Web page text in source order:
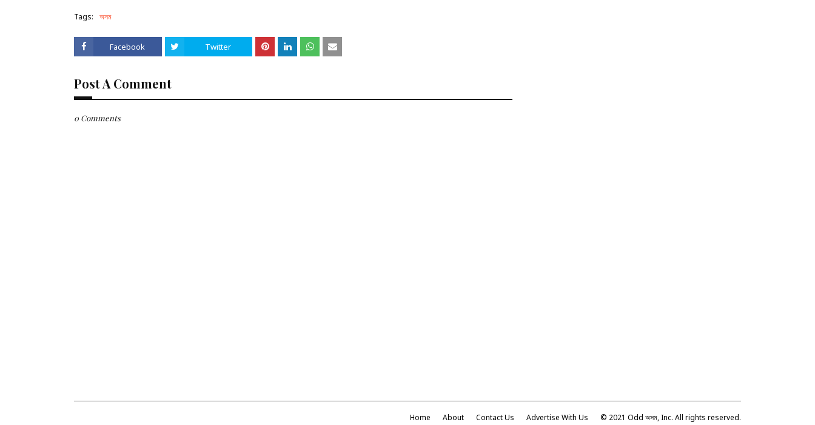
Tags: অসম
Facebook Twitter
Post A Comment
0 Comments
Home About Contact Us Advertise With Us © 2021 Odd অসম, Inc. All rights reserved.